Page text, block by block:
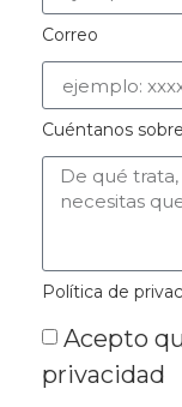
Correo
Cuéntanos
Política de
Acepto
privacidad